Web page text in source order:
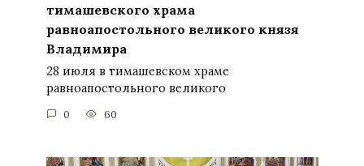
тимашевского храма
равноапостольного великого князя
Владимира
28 июля в тимашевском храме
равноапостольного великого
0 60